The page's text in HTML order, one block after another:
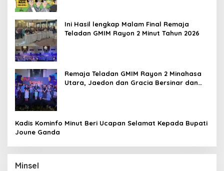
Ini Hasil lengkap Malam Final Remaja
Teladan GMIM Rayon 2 Minut Tahun 2026
Remaja Teladan GMIM Rayon 2 Minahasa
Utara, Jaedon dan Gracia Bersinar dan
Kadis Kominfo Minut Beri Ucapan Selamat Kepada Bupati
Joune Ganda
Minsel